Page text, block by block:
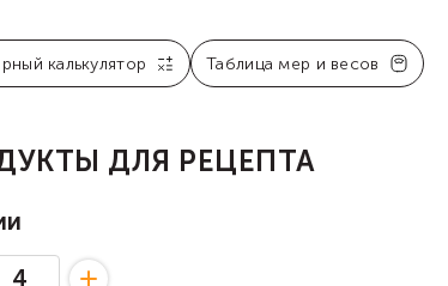
калькулятор Таблица мер и весов
ДЛЯ РЕЦЕПТА